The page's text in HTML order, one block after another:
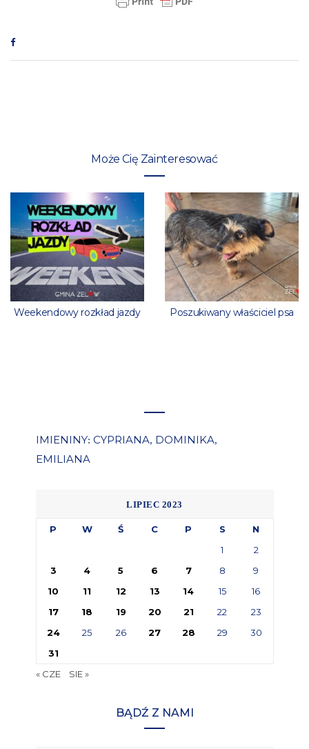
Może Cię Zainteresować
Weekendowy rozkład jazdy Poszukiwany właściciel psa
IMIENINY: CYPRIANA, DOMINIKA,
EMILIANA
LIPIEC 2023
P W Ś C P S
N
1
2
3
4 5 6 7 8
9
10
11 12 13 14 15
16
17
18 19 20 21 22
23
24
25 26 27 28 29
30
31
« CZE
SIE »
BĄDŹ Z NAMI